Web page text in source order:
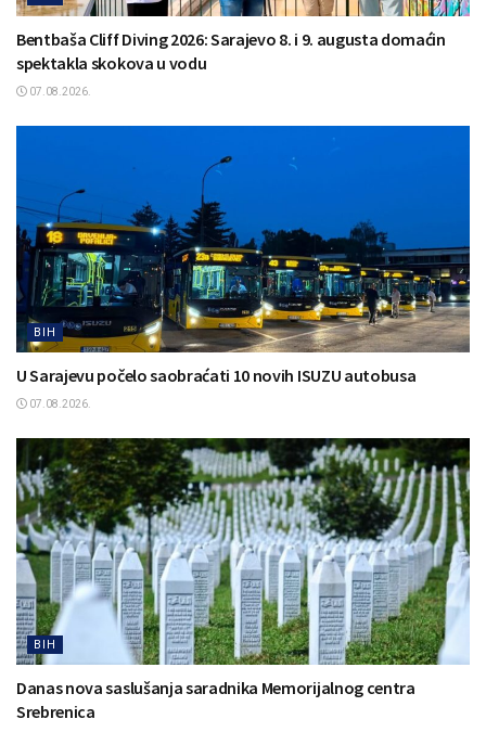
Bentbaša Cliff Diving 2026: Sarajevo 8. i 9. augusta domaćin
spektakla skokova u vodu
07.08.2026.
BIH
U Sarajevu počelo saobraćati 10 novih ISUZU autobusa
07.08.2026.
BIH
Danas nova saslušanja saradnika Memorijalnog centra
Srebrenica